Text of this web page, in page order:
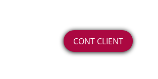
CONT CLIENT